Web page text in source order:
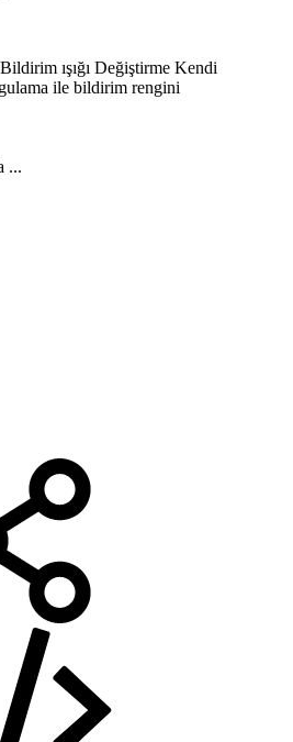
ışığı Değiştirme Kendi
ile bildirim rengini
...